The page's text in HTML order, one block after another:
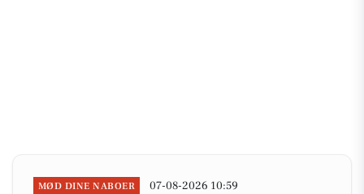
MØD DINE NABOER 07-08-2026 10:59